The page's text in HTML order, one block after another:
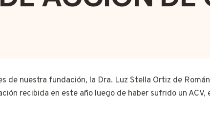
de nuestra fundación, la Dra. Luz Stella Ortiz de
recibida en este año luego de haber sufrido un